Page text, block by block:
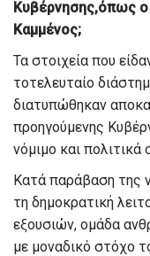
Κυβέρνησης,όπως ο
Καμμένος;
Τα στοιχεία που
τοτελευταίο
διατυπώθηκαν
προηγούμενης
νόμιμο και πολιτικά
Κατά παράβαση της
τη δημοκρατική
εξουσιών, ομάδα
με μοναδικό στόχο